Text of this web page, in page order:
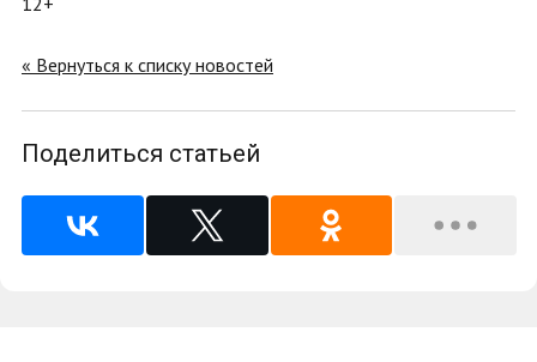
« Вернуться к списку новостей
Поделиться статьей